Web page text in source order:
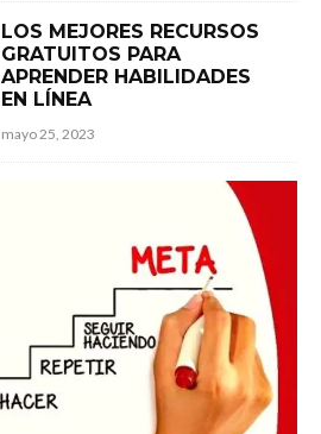
LOS MEJORES RECURSOS
GRATUITOS PARA
APRENDER HABILIDADES
EN LÍNEA
mayo 25, 2023